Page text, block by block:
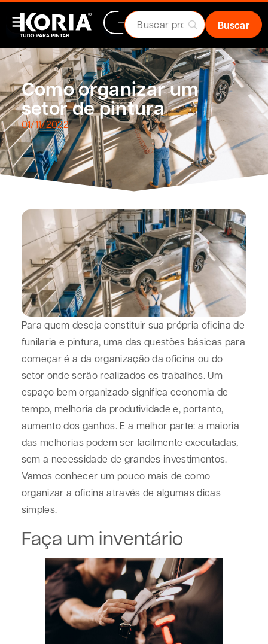
Como organizar um
setor de pintura
01/11/2022
Para quem deseja constituir sua própria oficina de
funilaria e pintura, uma das questões básicas para
começar é a da organização da oficina ou do
setor onde serão realizados os trabalhos. Um
espaço bem organizado significa economia de
tempo, melhoria da produtividade e, portanto,
aumento dos ganhos. E a melhor parte: a maioria
das melhorias podem ser facilmente executadas,
sem a necessidade de grandes investimentos.
Vamos conhecer um pouco mais de como
organizar a oficina através de algumas dicas
simples.
Faça um inventário